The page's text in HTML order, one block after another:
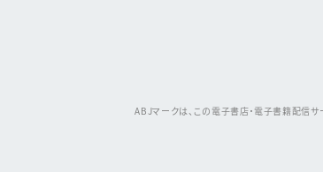
ABJマークは、この電子書店・電子書籍配信